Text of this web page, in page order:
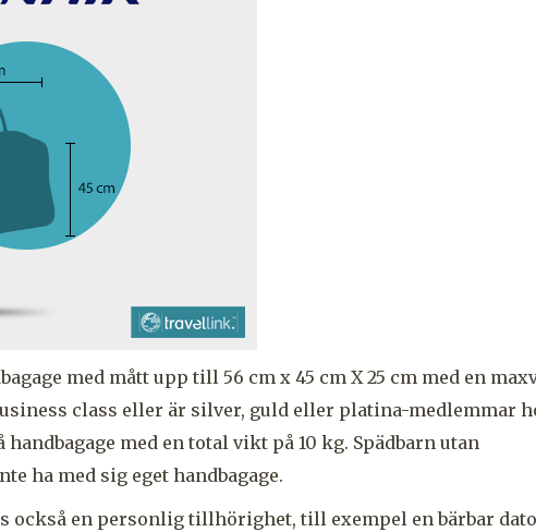
med mått upp till 56 cm x 45 cm X 25 cm med en
class eller är silver, guld eller platina-medlemmar
med en total vikt på 10 kg. Spädbarn utan
ha med sig eget handbagage.
också en personlig tillhörighet, till exempel en bärbar